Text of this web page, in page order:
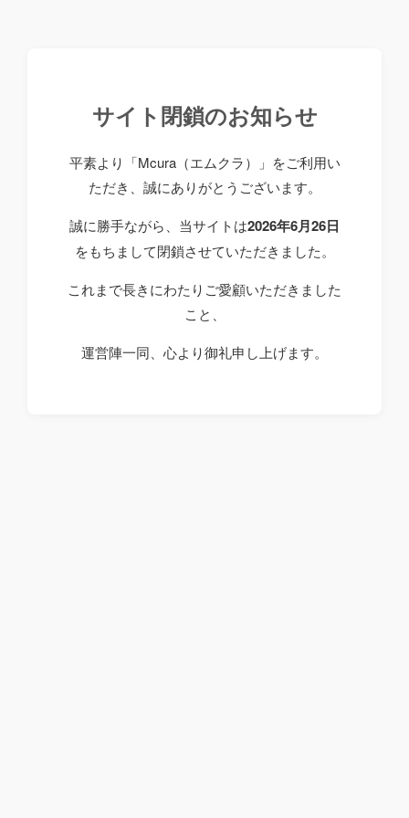
サイト閉鎖のお知らせ
平素より「Mcura（エムクラ）」をご利用い
ただき、誠にありがとうございます。
誠に勝手ながら、当サイトは2026年6月26日
をもちまして閉鎖させていただきました。
これまで長きにわたりご愛顧いただきました
こと、
運営陣一同、心より御礼申し上げます。